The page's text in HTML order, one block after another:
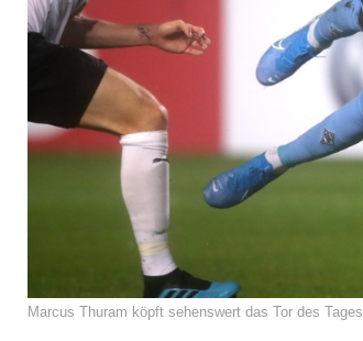
Marcus Thuram köpft sehenswert das Tor des